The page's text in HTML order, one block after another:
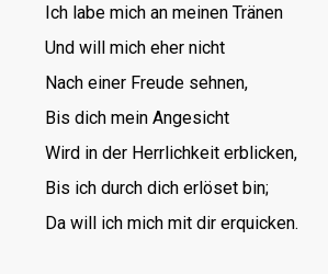
Ich labe mich an meinen Tränen
Und will mich eher nicht
Nach einer Freude sehnen,
Bis dich mein Angesicht
Wird in der Herrlichkeit erblicken,
Bis ich durch dich erlöset bin;
Da will ich mich mit dir erquicken.